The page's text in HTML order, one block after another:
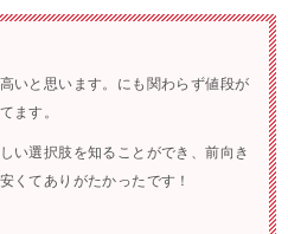
いと思います。にも関わらず値段が
ます。
い選択肢を知ることができ、前向き
くてありがたかったです！